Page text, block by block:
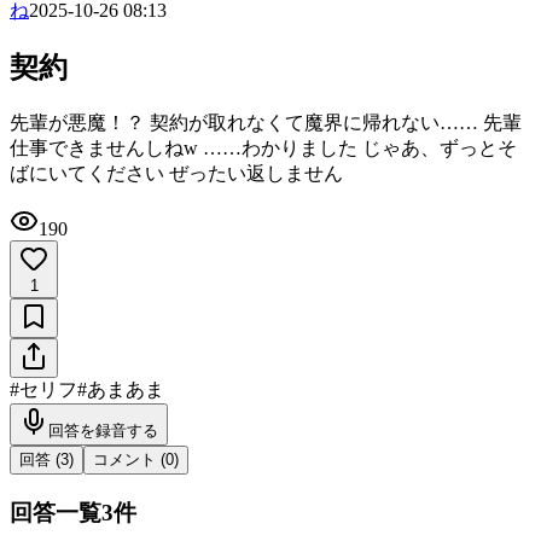
ね2025-10-26 08:13
契約
先輩が悪魔！？ 契約が取れなくて魔界に帰れない…… 先輩
仕事できませんしねw ……わかりました じゃあ、ずっとそ
ばにいてください ぜったい返しません
190
1
#セリフ#あまあま
回答を録音する
回答 (3) コメント (0)
回答一覧3件